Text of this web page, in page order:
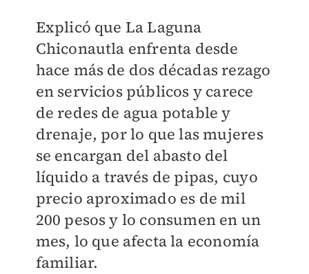
Explicó que La Laguna
Chiconautla enfrenta desde
hace más de dos décadas rezago
en servicios públicos y carece
de redes de agua potable y
drenaje, por lo que las mujeres
se encargan del abasto del
líquido a través de pipas, cuyo
precio aproximado es de mil
200 pesos y lo consumen en un
mes, lo que afecta la economía
familiar.